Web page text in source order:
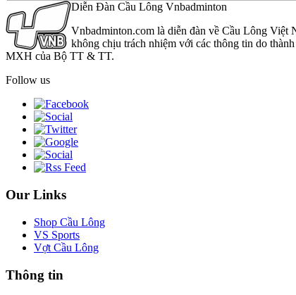
Diễn Đàn Cầu Lông Vnbadminton
Vnbadminton.com là diễn đàn về Cầu Lông Việt
không chịu trách nhiệm với các thông tin do
MXH của Bộ TT & TT.
Follow us
Our Links
Shop Cầu Lông
VS Sports
Vợt Cầu Lông
Thông tin